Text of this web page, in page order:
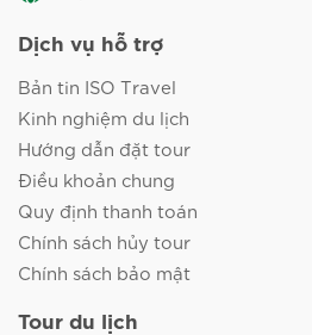
Dịch vụ hỗ trợ
Bản tin ISO Travel
Kinh nghiệm du lịch
Hướng dẫn đặt tour
Điều khoản chung
Quy định thanh toán
Chính sách hủy tour
Chính sách bảo mật
Tour du lịch